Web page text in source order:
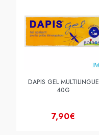
DAPIS GEL MULTILINGUE
40G
7,90€